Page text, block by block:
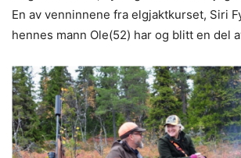
En av venninnene fra elgjaktkurset, Siri
hennes mann Ole(52) har og blitt en del